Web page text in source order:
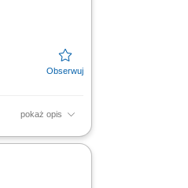
pokaż opis
się